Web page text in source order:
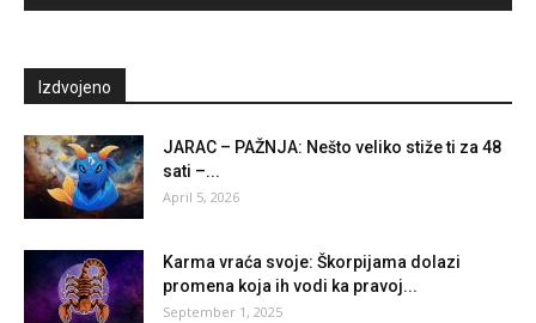
Izdvojeno
JARAC – PAŽNJA: Nešto veliko stiže ti za 48
sati –...
April 5, 2026
Karma vraća svoje: Škorpijama dolazi
promena koja ih vodi ka pravoj...
September 1, 2025